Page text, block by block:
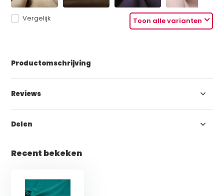
Toon alle varianten
Vergelijk
Productomschrijving
Reviews
Delen
Recent bekeken